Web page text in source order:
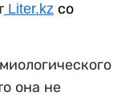
Liter.kz со
она не